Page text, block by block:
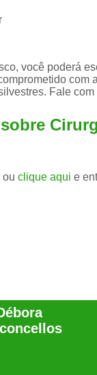
você poderá
com
Fale
ou clique aqui e